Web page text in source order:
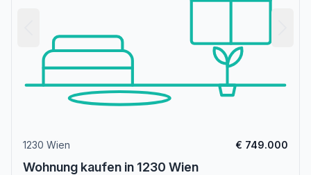
1230 Wien € 749.000
Wohnung kaufen in 1230 Wien